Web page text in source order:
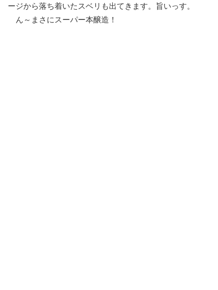
ージから落ち着いたスベリも出てきます。旨いっす。
ん～まさにスーパー本醸造！